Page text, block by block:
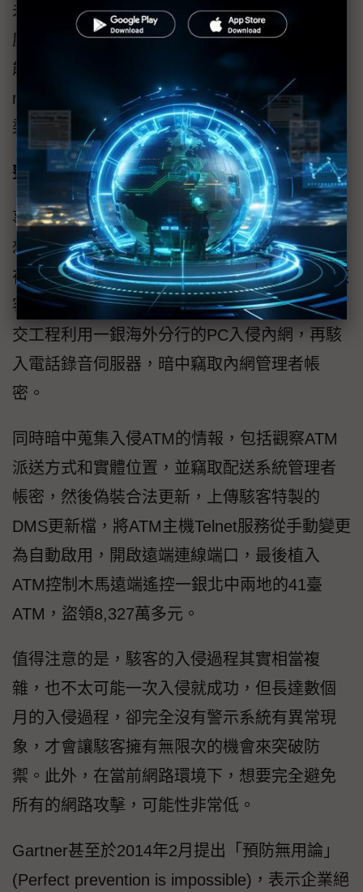
未來的物聯網資安防護將會愈來愈重要，如深
度學習(Deep Learning)會自動尋找對應的功
能，查找適當的特徵空間，或是透過Graph
mining(圖形挖掘)，幫助IT人員建立惡意程式感
染過程的關聯圖。
整體性持續防禦比預防攻擊更重要
事實上，隨著企業內部的資訊環境日趨複雜，
想要阻擋駭客攻擊的難度也愈來愈高。以發生
在2016年7月的一銀ATM盜領事件為例，推測駭
客早在數個月前，就先透過釣魚郵件，進行社
交工程利用一銀海外分行的PC入侵內網，再駭
入電話錄音伺服器，暗中竊取內網管理者帳
密。
同時暗中蒐集入侵ATM的情報，包括觀察ATM
派送方式和實體位置，並竊取配送系統管理者
帳密，然後偽裝合法更新，上傳駭客特製的
DMS更新檔，將ATM主機Telnet服務從手動變更
為自動啟用，開啟遠端連線端口，最後植入
ATM控制木馬遠端遙控一銀北中兩地的41臺
ATM，盜領8,327萬多元。
值得注意的是，駭客的入侵過程其實相當複
雜，也不太可能一次入侵就成功，但長達數個
月的入侵過程，卻完全沒有警示系統有異常現
象，才會讓駭客擁有無限次的機會來突破防
禦。此外，在當前網路環境下，想要完全避免
所有的網路攻擊，可能性非常低。
Gartner甚至於2014年2月提出「預防無用論」
(Perfect prevention is impossible)，表示企業絕